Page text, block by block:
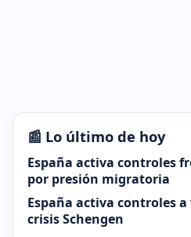
📰 Lo último de hoy
España activa controles
por presión migratoria
España activa controles
crisis Schengen